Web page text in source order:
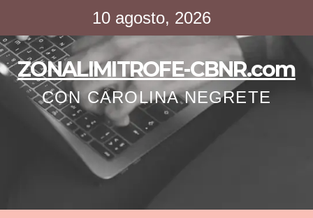
contenido
10 agosto, 2026
ZONALIMITROFE-CBNR.com
CON CAROLINA NEGRETE